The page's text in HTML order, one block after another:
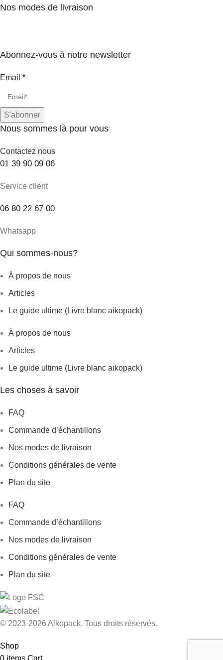
Nos modes de livraison
Abonnez-vous à notre newsletter
Email *
S'abonner
Nous sommes là pour vous
Contactez nous
01 39 90 09 06
Service client
06 80 22 67 00
Whatsapp
Qui sommes-nous?
À propos de nous
Articles
Le guide ultime (Livre blanc aikopack)
À propos de nous
Articles
Le guide ultime (Livre blanc aikopack)
Les choses à savoir
FAQ
Commande d’échantillons
Nos modes de livraison
Conditions générales de vente
Plan du site
FAQ
Commande d’échantillons
Nos modes de livraison
Conditions générales de vente
Plan du site
© 2023-2026 Aikopack. Tous droits réservés.
Shop
0 items Cart